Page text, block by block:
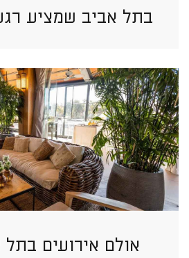
בתל אביב שמציע
אולם אירועים